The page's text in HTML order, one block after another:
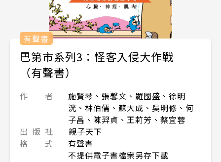
有聲書
巴第市系列3：怪客入侵大作戰
（有聲書）
作 者
施賢琴、張馨文、羅國盛、徐明
洸、林伯儒、蘇大成、吳明修、何
子昌、陳羿貞、王莉芳、蔡宜蓉
出 版 社
親子天下
格 式
有聲書
不提供電子書檔案另存下載